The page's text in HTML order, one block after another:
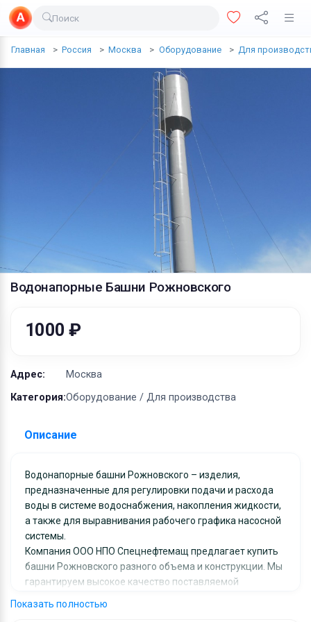
Поиск
Главная Россия Москва Оборудование Для
Водонапорные Башни Рожновского
1000 ₽
Адрес:
Москва
Категория:Оборудование / Для производства
Описание
Водонапорные башни Рожновского – изделия,
предназначенные для регулировки подачи и расхода
воды в системе водоснабжения, накопления жидкости,
а также для выравнивания рабочего графика насосной
системы.
Компания ООО НПО Спецнефтемащ предлагает купить
башни Рожновского разного объема и конструкции. Мы
гарантируем высокое качество поставляемой
Показать полностью
Доставка еды
Хобби и отдых
Животные
Материалы